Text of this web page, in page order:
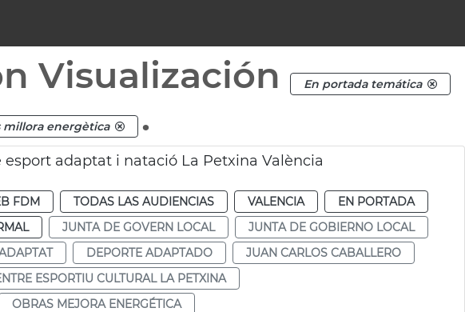
Visualización En portada temática
millora energètica .
adaptat i natació La Petxina València
FDM TODAS LAS AUDIENCIAS VALENCIA
EN PORTADA
JUNTA DE GOVERN LOCAL
JUNTA DE GOBIERNO LOCAL
DEPORTE ADAPTADO
JUAN CARLOS CABALLERO
ESPORTIU CULTURAL LA PETXINA
OBRAS MEJORA ENERGÉTICA